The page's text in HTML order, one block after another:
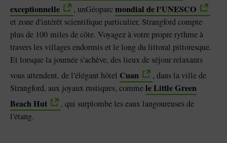
exceptionnelle
, unGéoparcmondial de l'UNESCO
et zone d'intérêt scientifique particulier, Strangford compte
plus de 100 miles de côte. Voyagez à votre propre rythme à
travers les villages endormis et le long du littoral pittoresque.
Et lorsque la journée s'achève, des lieux de séjour relaxants
vous attendent, de l'élégant hôtel Cuan
, dans la ville de
Strangford, aux joyaux rustiques, commele Little Green
Beach Hut
, qui surplombe les eaux langoureuses de
l'étang.